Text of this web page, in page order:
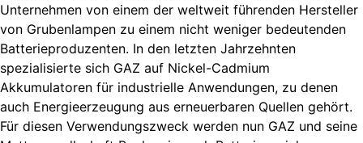
Unternehmen von einem der weltweit führenden Hersteller
von Grubenlampen zu einem nicht weniger bedeutenden
Batterieproduzenten. In den letzten Jahrzehnten
spezialisierte sich GAZ auf Nickel-Cadmium
Akkumulatoren für industrielle Anwendungen, zu denen
auch Energieerzeugung aus erneuerbaren Quellen gehört.
Für diesen Verwendungszweck werden nun GAZ und seine